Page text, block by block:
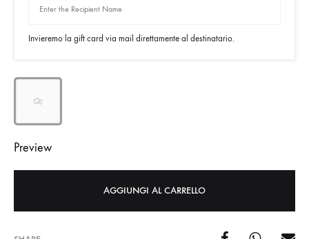
Invieremo la gift card via mail direttamente al destinatario.
Preview
AGGIUNGI AL CARRELLO